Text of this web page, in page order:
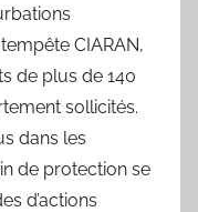
CIARAN,
de plus de 140
sollicités.
dans les
de protection se
d’actions